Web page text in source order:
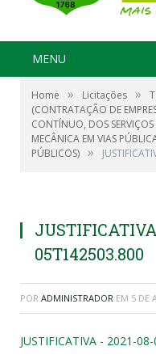
MENU
Home » Licitações »
(CONTRATAÇÃO DE
CONTÍNUO, DOS
MECÂNICA EM VIAS
PÚBLICOS) »
05T142503.800
POR ADMINISTRADOR EM 5 DE
JUSTIFICATIVA - 2021-